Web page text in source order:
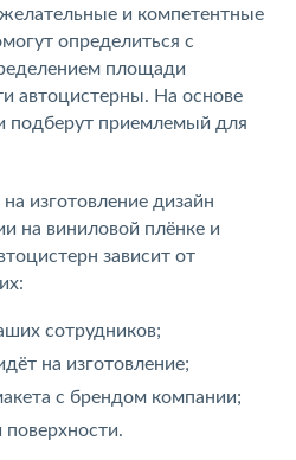
и компетентные
определиться с
площади
автоцистерны. На основе
подберут приемлемый для
изготовление дизайн
на виниловой плёнке и
зависит от
сотрудников;
на изготовление;
с брендом компании;
поверхности.